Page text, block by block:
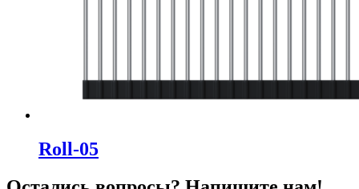
Roll-05